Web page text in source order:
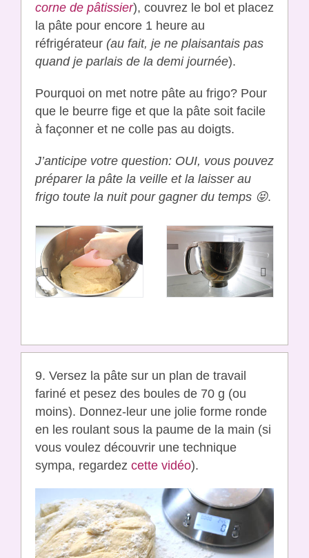
corne de pâtissier), couvrez le bol et placez
la pâte pour encore 1 heure au
réfrigérateur (au fait, je ne plaisantais pas
quand je parlais de la demi journée).
Pourquoi on met notre pâte au frigo? Pour
que le beurre fige et que la pâte soit facile
à façonner et ne colle pas au doigts.
J’anticipe votre question: OUI, vous pouvez
préparer la pâte la veille et la laisser au
frigo toute la nuit pour gagner du temps 😝.
9. Versez la pâte sur un plan de travail
fariné et pesez des boules de 70 g (ou
moins). Donnez-leur une jolie forme ronde
en les roulant sous la paume de la main (si
vous voulez découvrir une technique
sympa, regardez cette vidéo).